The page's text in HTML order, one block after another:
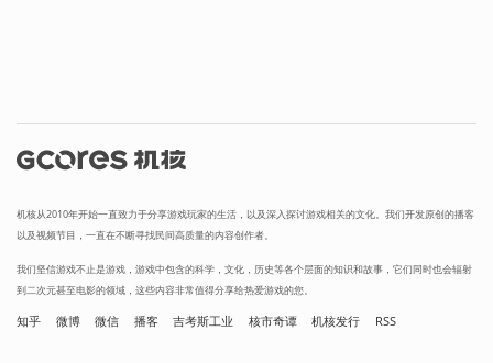
机核从2010年开始一直致力于分享游戏玩家的生活，以及深入探讨游戏相关的文化。我们开发原创的播客
以及视频节目，一直在不断寻找民间高质量的内容创作者。
我们坚信游戏不止是游戏，游戏中包含的科学，文化，历史等各个层面的知识和故事，它们同时也会辐射
到二次元甚至电影的领域，这些内容非常值得分享给热爱游戏的您。
知乎 微博 微信 播客 吉考斯工业 核市奇谭 机核发行 RSS